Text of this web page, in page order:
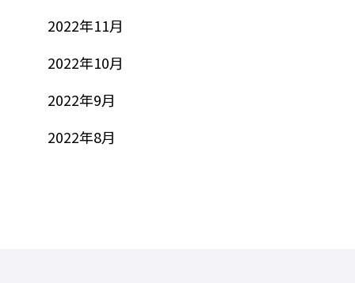
2022年11月
2022年10月
2022年9月
2022年8月